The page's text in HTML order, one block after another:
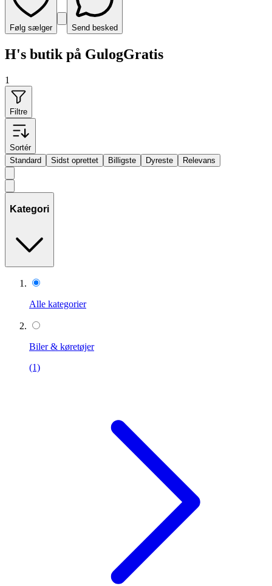
Følg sælger Send besked
H's butik på GulogGratis
1
Filtre
Sortér
Standard
Sidst oprettet Billigste Dyreste Relevans
Kategori
Alle kategorier
Biler & køretøjer
(1)